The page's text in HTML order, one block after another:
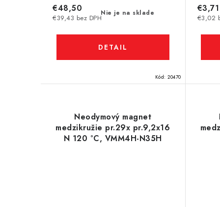
Nie je na sklade
€39,43 bez DPH
€48,50
DETAIL
Kód: 20470
€3,02
€3,71
Neodymový magnet
medzikružie pr.29x pr.9,2x16
N 120 °C, VMM4H-N35H